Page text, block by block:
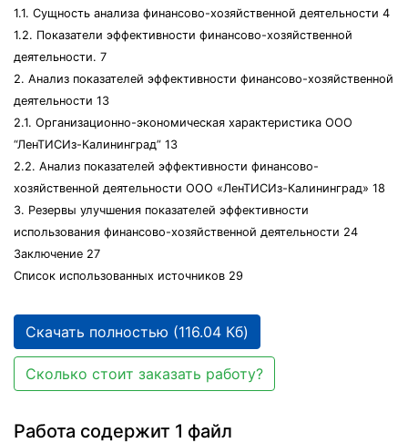
1.1. Сущность анализа финансово-хозяйственной деятельности 4
1.2. Показатели эффективности финансово-хозяйственной
деятельности. 7
2. Анализ показателей эффективности финансово-хозяйственной
деятельности 13
2.1. Организационно-экономическая характеристика ООО
“ЛенТИСИз-Калининград” 13
2.2. Анализ показателей эффективности финансово-
хозяйственной деятельности ООО «ЛенТИСИз-Калининград» 18
3. Резервы улучшения показателей эффективности
использования финансово-хозяйственной деятельности 24
Заключение 27
Список использованных источников 29
Скачать полностью (116.04 Кб)
Сколько стоит заказать работу?
Работа содержит 1 файл